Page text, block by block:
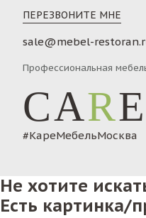
ПЕРЕЗВОНИТЕ МНЕ
sale@mebel-
Профессиональная
CARE
#КареМебельМосква
Не хотите
Есть картинка/